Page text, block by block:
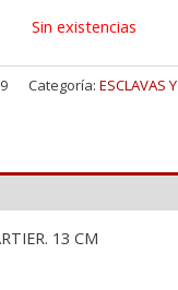
Sin existencias
Categoría: ESCLAVAS
13 CM